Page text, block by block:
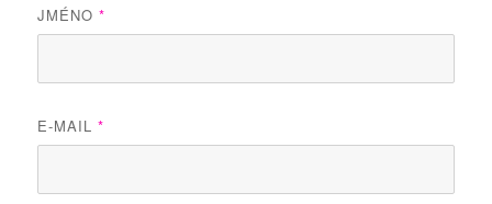
JMÉNO*
E-MAIL*